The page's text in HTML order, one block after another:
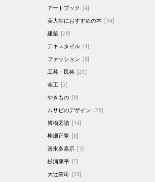
アートブック [4]
美大生におすすめの本 [94]
建築 [28]
テキスタイル [4]
ファッション [8]
工芸・民芸 [21]
金工 [3]
やきもの [9]
ムサビのデザイン [28]
博物図譜 [14]
柳瀬正夢 [8]
清水多嘉示 [5]
杉浦康平 [5]
大辻清司 [30]